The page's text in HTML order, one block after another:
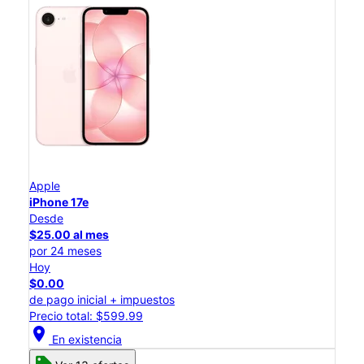
Apple
iPhone 17e
Desde
$25.00 al mes
por 24 meses
Hoy
$0.00
de pago inicial + impuestos
Precio total: $599.99
location_on En existencia